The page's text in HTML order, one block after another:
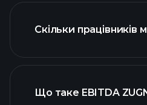
Скільки працівників
Що таке EBITDA